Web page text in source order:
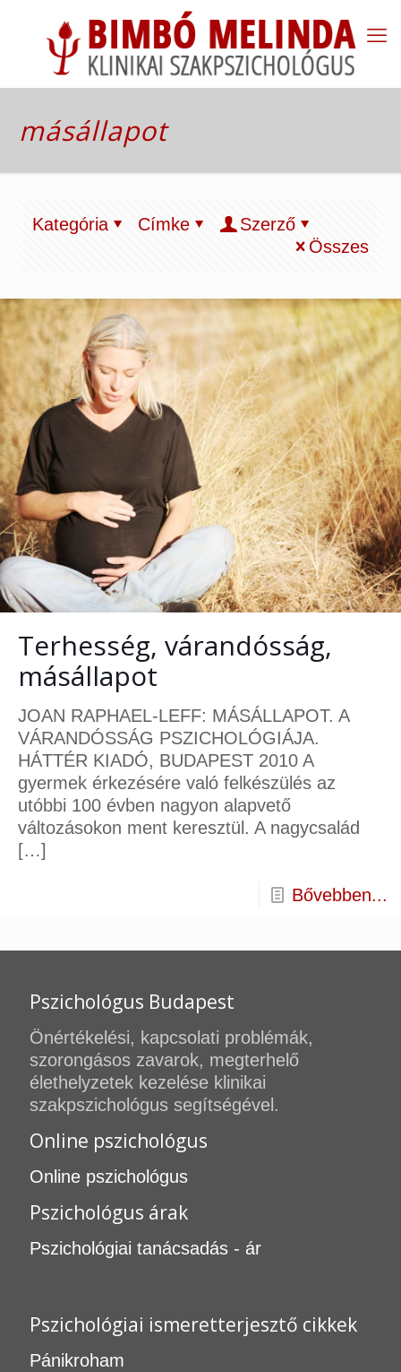
másállapot
Kategória Címke
Szerző
Összes
Terhesség, várandósság,
másállapot
JOAN RAPHAEL-LEFF: MÁSÁLLAPOT. A
VÁRANDÓSSÁG PSZICHOLÓGIÁJA.
HÁTTÉR KIADÓ, BUDAPEST 2010 A
gyermek érkezésére való felkészülés az
utóbbi 100 évben nagyon alapvető
változásokon ment keresztül. A nagycsalád
[…]
Bővebben...
Pszichológus Budapest
Önértékelési, kapcsolati problémák,
szorongásos zavarok, megterhelő
élethelyzetek kezelése klinikai
szakpszichológus segítségével.
Online pszichológus
Online pszichológus
Pszichológus árak
Pszichológiai tanácsadás - ár
Pszichológiai ismeretterjesztő cikkek
Pánikroham